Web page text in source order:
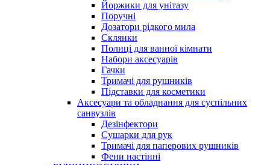
Йоржики для унітазу
Поручні
Дозатори рідкого мила
Склянки
Полиці для ванної кімнати
Набори аксесуарів
Гачки
Тримачі для рушників
Підставки для косметики
Аксесуари та обладнання для суспільних
санвузлів
Дезінфектори
Сушарки для рук
Тримачі для паперових рушників
Фени настінні